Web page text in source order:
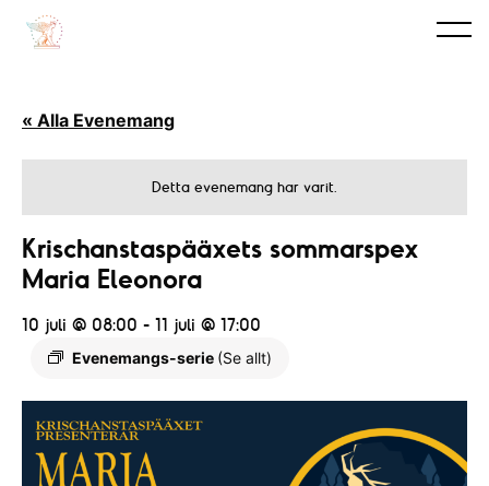
« Alla Evenemang
Detta evenemang har varit.
Krischanstaspääxets sommarspex
Maria Eleonora
10 juli @ 08:00 - 11 juli @ 17:00
Evenemangs-serie (Se allt)